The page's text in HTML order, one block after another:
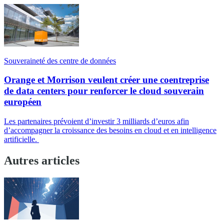
Souveraineté des centre de données
Orange et Morrison veulent créer une coentreprise
de data centers pour renforcer le cloud souverain
européen
Les partenaires prévoient d’investir 3 milliards d’euros afin
d’accompagner la croissance des besoins en cloud et en intelligence
artificielle.
Autres articles